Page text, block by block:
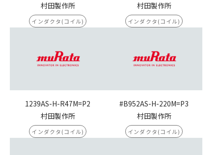
村田製作所
インダクタ(コイル)
村田製作所
インダクタ(コイル)
1239AS-H-R47M=P2
村田製作所
インダクタ(コイル)
#B952AS-H-220M=P3
村田製作所
インダクタ(コイル)